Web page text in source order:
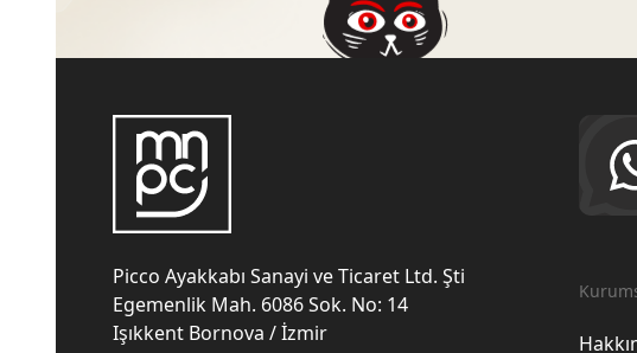
Picco Ayakkabı Sanayi ve Ticaret Ltd. Şti
Egemenlik Mah. 6086 Sok. No: 14
Işıkkent Bornova / İzmir